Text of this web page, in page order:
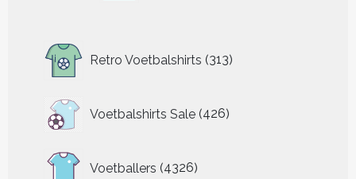
Retro Voetbalshirts 313
producten
Voetbalshirts Sale 426
426
producten
Voetballers 4326